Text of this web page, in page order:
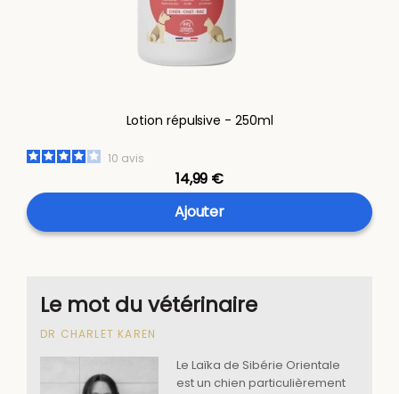
Lotion répulsive - 250ml
10 avis
14,99 €
Ajouter
Le mot du vétérinaire
DR CHARLET KAREN
Le Laïka de Sibérie Orientale
est un chien particulièrement